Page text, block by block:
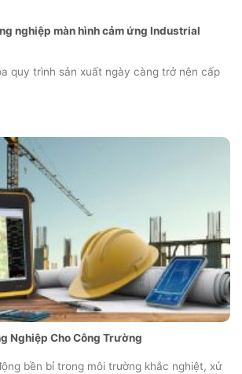
nghiệp màn hình cảm ứng Industrial
quy trình sản xuất ngày càng trở nên cấp
Nghiệp Cho Công Trường
bền bỉ trong môi trường khắc nghiệt, xử